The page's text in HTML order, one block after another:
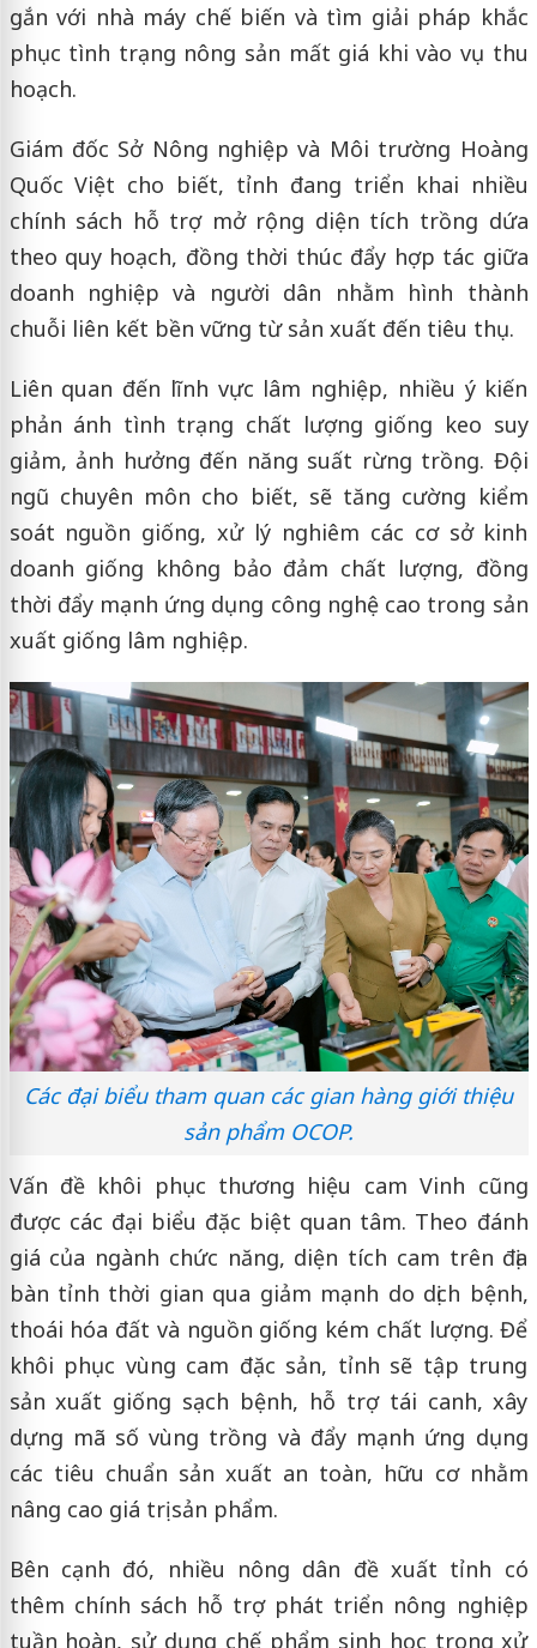
gắn với nhà máy chế biến và tìm giải pháp khắc
phục tình trạng nông sản mất giá khi vào vụ thu
hoạch.
Giám đốc Sở Nông nghiệp và Môi trường Hoàng
Quốc Việt cho biết, tỉnh đang triển khai nhiều
chính sách hỗ trợ mở rộng diện tích trồng dứa
theo quy hoạch, đồng thời thúc đẩy hợp tác giữa
doanh nghiệp và người dân nhằm hình thành
chuỗi liên kết bền vững từ sản xuất đến tiêu thụ.
Liên quan đến lĩnh vực lâm nghiệp, nhiều ý kiến
phản ánh tình trạng chất lượng giống keo suy
giảm, ảnh hưởng đến năng suất rừng trồng. Đội
ngũ chuyên môn cho biết, sẽ tăng cường kiểm
soát nguồn giống, xử lý nghiêm các cơ sở kinh
doanh giống không bảo đảm chất lượng, đồng
thời đẩy mạnh ứng dụng công nghệ cao trong sản
xuất giống lâm nghiệp.
Các đại biểu tham quan các gian hàng giới thiệu
sản phẩm OCOP.
Vấn đề khôi phục thương hiệu cam Vinh cũng
được các đại biểu đặc biệt quan tâm. Theo đánh
giá của ngành chức năng, diện tích cam trên địa
bàn tỉnh thời gian qua giảm mạnh do dịch bệnh,
thoái hóa đất và nguồn giống kém chất lượng. Để
khôi phục vùng cam đặc sản, tỉnh sẽ tập trung
sản xuất giống sạch bệnh, hỗ trợ tái canh, xây
dựng mã số vùng trồng và đẩy mạnh ứng dụng
các tiêu chuẩn sản xuất an toàn, hữu cơ nhằm
nâng cao giá trị sản phẩm.
Bên cạnh đó, nhiều nông dân đề xuất tỉnh có
thêm chính sách hỗ trợ phát triển nông nghiệp
tuần hoàn, sử dụng chế phẩm sinh học trong xử